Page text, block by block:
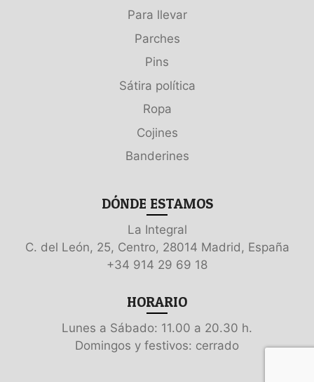
Para llevar
Parches
Pins
Sátira política
Ropa
Cojines
Banderines
DÓNDE ESTAMOS
La Integral
C. del León, 25, Centro, 28014 Madrid, España
+34 914 29 69 18
HORARIO
Lunes a Sábado: 11.00 a 20.30 h.
Domingos y festivos: cerrado